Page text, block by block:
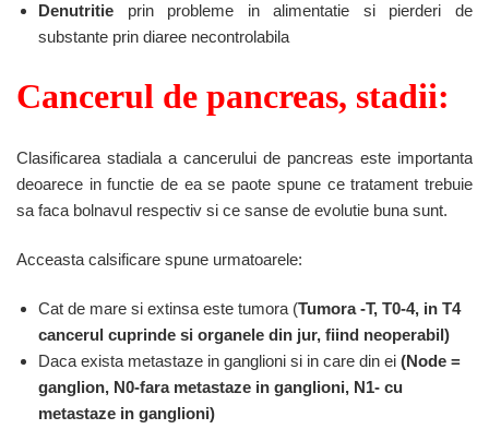
Denutritie prin probleme in alimentatie si pierderi de
substante prin diaree necontrolabila
Cancerul de pancreas, stadii:
Clasificarea stadiala a cancerului de pancreas este importanta
deoarece in functie de ea se paote spune ce tratament trebuie
sa faca bolnavul respectiv si ce sanse de evolutie buna sunt.
Acceasta calsificare spune urmatoarele:
Cat de mare si extinsa este tumora (Tumora -T, T0-4, in T4
cancerul cuprinde si organele din jur, fiind neoperabil)
Daca exista metastaze in ganglioni si in care din ei (Node =
ganglion, N0-fara metastaze in ganglioni, N1- cu
metastaze in ganglioni)